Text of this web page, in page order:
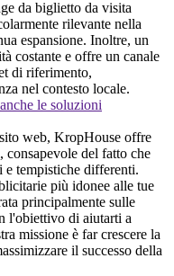
da biglietto da visita
rilevante nella
espansione. Inoltre, un
costante e offre un canale
di riferimento,
nel contesto locale.
le soluzioni
web, KropHouse offre
del fatto che
tempistiche differenti.
più idonee alle tue
principalmente sulle
l'obiettivo di aiutarti a
missione è far crescere la
il successo della